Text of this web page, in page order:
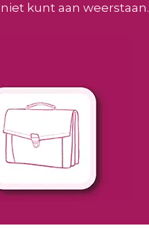
kunt aan weerstaan.